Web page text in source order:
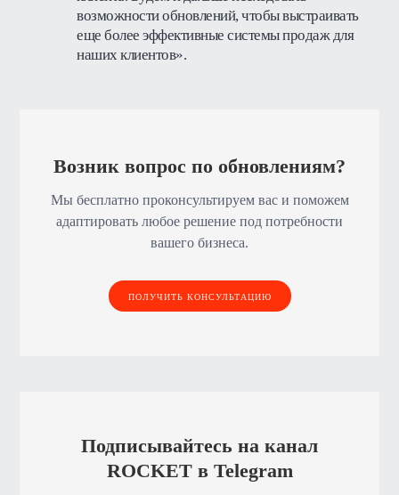
возможности обновлений, чтобы выстраивать
еще более эффективные системы продаж для
наших клиентов».
Возник вопрос по обновлениям?
Мы бесплатно проконсультируем вас и поможем
адаптировать любое решение под потребности
вашего бизнеса.
ПОЛУЧИТЬ КОНСУЛЬТАЦИЮ
Подписывайтесь на канал
ROCKET в Telegram